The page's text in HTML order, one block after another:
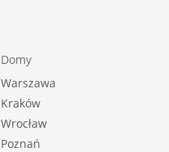
Domy
Warszawa
Kraków
Wrocław
Poznań